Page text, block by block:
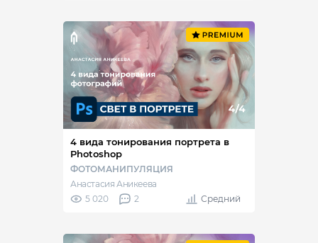
4 вида тонирования портрета в
Photoshop
ФОТОМАНИПУЛЯЦИЯ
Анастасия Аникеева
5 020
2 Средний